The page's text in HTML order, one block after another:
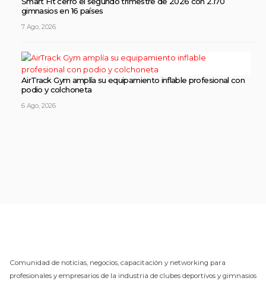
gimnasios en 16 países
7 Ago, 2026
AirTrack Gym amplía su equipamiento inflable profesional con
podio y colchoneta
6 Ago, 2026
Comunidad de noticias, negocios, capacitación y networking para
profesionales y empresarios de la industria de clubes deportivos y gimnasios